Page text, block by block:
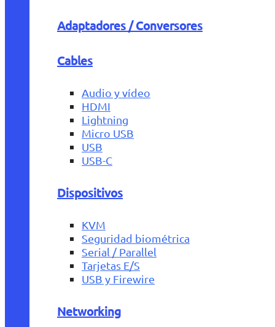
Adaptadores / Conversores
Cables
Audio y vídeo
HDMI
Lightning
Micro USB
USB
USB-C
Dispositivos
KVM
Seguridad biométrica
Serial / Parallel
Tarjetas E/S
USB y Firewire
Networking